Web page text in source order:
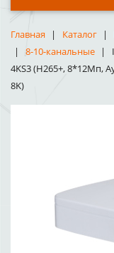
Главная Каталог
8-10-канальные
4KS3 (H265+, 8*12Мп,
8K)